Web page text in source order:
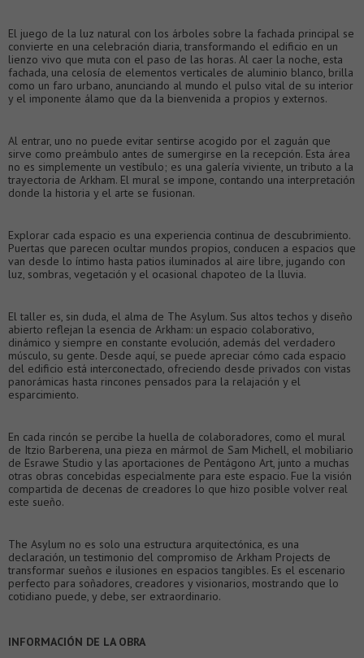
El juego de la luz natural con los árboles sobre la fachada principal se
convierte en una celebración diaria, transformando el edificio en un
lienzo vivo que muta con el paso de las horas. Al caer la noche, esta
fachada, una celosía de elementos verticales de aluminio blanco, brilla
como un faro urbano, anunciando al mundo el pulso vital de su interior
y el imponente álamo que da la bienvenida a propios y externos.
Al entrar, uno no puede evitar sentirse acogido por el zaguán que
sirve como preámbulo antes de sumergirse en la recepción. Esta área
no es simplemente un vestíbulo; es una galería viviente, un tributo a la
trayectoria de Arkham. El mural se impone, contando una interpretación
donde la historia y el arte se fusionan.
Explorar cada espacio es una experiencia continua de descubrimiento.
Puertas que parecen ocultar mundos propios, conducen a espacios que
van desde lo íntimo hasta patios iluminados al aire libre, jugando con
luz, sombras, vegetación y el ocasional chapoteo de la lluvia.
El taller es, sin duda, el alma de The Asylum. Sus altos techos y diseño
abierto reflejan la esencia de Arkham: un espacio colaborativo,
dinámico y siempre en constante evolución, además del verdadero
músculo, su gente. Desde aquí, se puede apreciar cómo cada espacio
del edificio está interconectado, ofreciendo desde privados con vistas
panorámicas hasta rincones pensados para la relajación y el
esparcimiento.
En cada rincón se percibe la huella de colaboradores, como el mural
de Itzio Barberena, una pieza en mármol de Sam Michell, el mobiliario
de Esrawe Studio y las aportaciones de Pentágono Art, junto a muchas
otras obras concebidas especialmente para este espacio. Fue la visión
compartida de decenas de creadores lo que hizo posible volver real
este sueño.
The Asylum no es solo una estructura arquitectónica, es una
declaración, un testimonio del compromiso de Arkham Projects de
transformar sueños e ilusiones en espacios tangibles. Es el escenario
perfecto para soñadores, creadores y visionarios, mostrando que lo
cotidiano puede, y debe, ser extraordinario.
INFORMACIÓN DE LA OBRA